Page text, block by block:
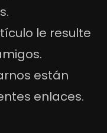
le resulte
están
enlaces.